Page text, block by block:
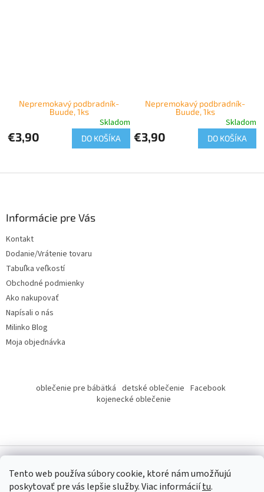
Tento web používa súbory cookie, ktoré nám umožňujú
poskytovať pre vás lepšie služby.Viac informáciítu.
Nepremokavý podbradník-
Buude, 1ks
Skladom
€3,90 DO KOŠÍKA
Nepremokavý podbradník-
Buude, 1ks
Skladom
€3,90 DO KOŠÍKA
Informácie pre Vás
Kontakt
Dodanie/Vrátenie tovaru
Tabuľka veľkostí
Obchodné podmienky
Ako nakupovať
Napísali o nás
Milinko Blog
Moja objednávka
oblečenie pre bábätká detské oblečenie Facebook
kojenecké oblečenie